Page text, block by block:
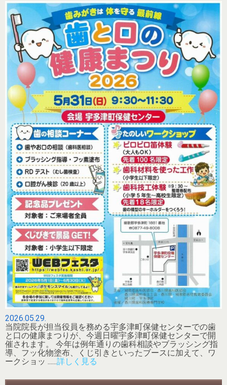
2026.05.29.
当院院長が担当役員を務める宇多津町保健センターでの歯
と口の健康まつりが、今週日曜宇多津町保健センターで開
催されます。 今年は例年通りの歯科相談やブラッシング指
導、フッ化物塗布、くじ引きといったブースに加えて、ワ
ークショッ ......詳しく見る